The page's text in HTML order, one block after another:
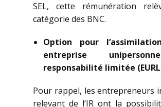
SEL, cette rémunération
catégorie des BNC.
Option pour
entreprise
responsabilité limitée
Pour rappel, les entrepreneurs
relevant de l’IR ont la